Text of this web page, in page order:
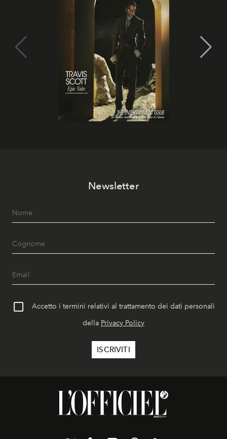
Newsletter
Accetto i termini relativi al trattamento dei dati personali
della Privacy Policy